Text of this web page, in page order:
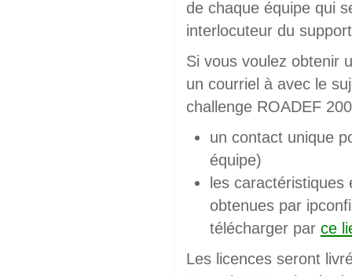
de chaque équipe qui
interlocuteur du
Si vous voulez obtenir
un courriel à avec le
challenge ROADEF
un contact unique
équipe)
les
obtenues par
télécharger par ce
Les licences seront